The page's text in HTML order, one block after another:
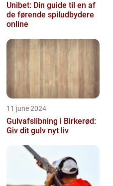
Unibet: Din guide til en af
de førende spiludbydere
online
11 june 2024
Gulvafslibning i Birkerød:
Giv dit gulv nyt liv